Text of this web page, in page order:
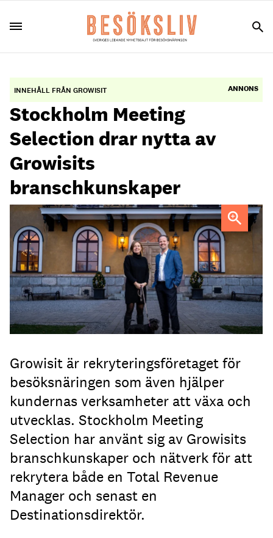
INNEHÅLL FRÅN GROWISIT ANNONS
Stockholm Meeting
Selection drar nytta av
Growisits
branschkunskaper
Vanja Vilbern, Chief Commercial Officer på Stockholm
Meeting Selection tillsammans med samarbetspartnern
för rekryteringar, Niclas Ingwall, grundare och vd för
Growisit, vid den ståtliga entrén till Ulfsunda Slott,
Stockholm.Foto: Simon Hastegård/Bildbyrån
Growisit är rekryteringsföretaget för
besöksnäringen som även hjälper
kundernas verksamheter att växa och
utvecklas. Stockholm Meeting
Selection har använt sig av Growisits
branschkunskaper och nätverk för att
rekrytera både en Total Revenue
Manager och senast en
Destinationsdirektör.